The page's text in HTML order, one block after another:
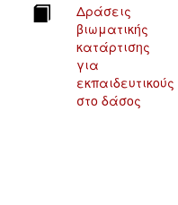
Δράσεις
βιωματικής
κατάρτισης
για
εκπαιδευτικούς
στο δάσος